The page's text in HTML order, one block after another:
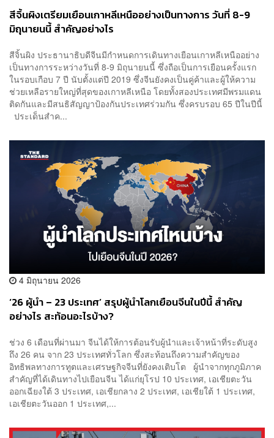
สีจิ้นผิงเตรียมเยือนเกาหลีเหนืออย่างเป็นทางการ วันที่ 8-9
มิถุนายนนี้ สำคัญอย่างไร
สีจิ้นผิง ประธานาธิบดีจีนมีกำหนดการเดินทางเยือนเกาหลีเหนืออย่าง
เป็นทางการระหว่างวันที่ 8-9 มิถุนายนนี้ ซึ่งถือเป็นการเยือนครั้งแรก
ในรอบเกือบ 7 ปี นับตั้งแต่ปี 2019 ซึ่งจีนยังคงเป็นคู่ค้าและผู้ให้ความ
ช่วยเหลือรายใหญ่ที่สุดของเกาหลีเหนือ โดยทั้งสองประเทศมีพรมแดน
ติดกันและมีสนธิสัญญาป้องกันประเทศร่วมกัน ซึ่งครบรอบ 65 ปีในปีนี้
ประเด็นสำค...
4 มิถุนายน 2026
‘26 ผู้นำ – 23 ประเทศ’ สรุปผู้นำโลกเยือนจีนในปีนี้ สำคัญ
อย่างไร สะท้อนอะไรบ้าง?
ช่วง 6 เดือนที่ผ่านมา จีนได้ให้การต้อนรับผู้นำและเจ้าหน้าที่ระดับสูง
ถึง 26 คน จาก 23 ประเทศทั่วโลก ซึ่งสะท้อนถึงความสำคัญของ
อิทธิพลทางการทูตและเศรษฐกิจจีนที่ยังคงเติบโต ผู้นำจากทุกภูมิภาค
สำคัญที่ได้เดินทางไปเยือนจีน ได้แก่ยุโรป 10 ประเทศ, เอเชียตะวัน
ออกเฉียงใต้ 3 ประเทศ, เอเชียกลาง 2 ประเทศ, เอเชียใต้ 1 ประเทศ,
เอเชียตะวันออก 1 ประเทศ,...